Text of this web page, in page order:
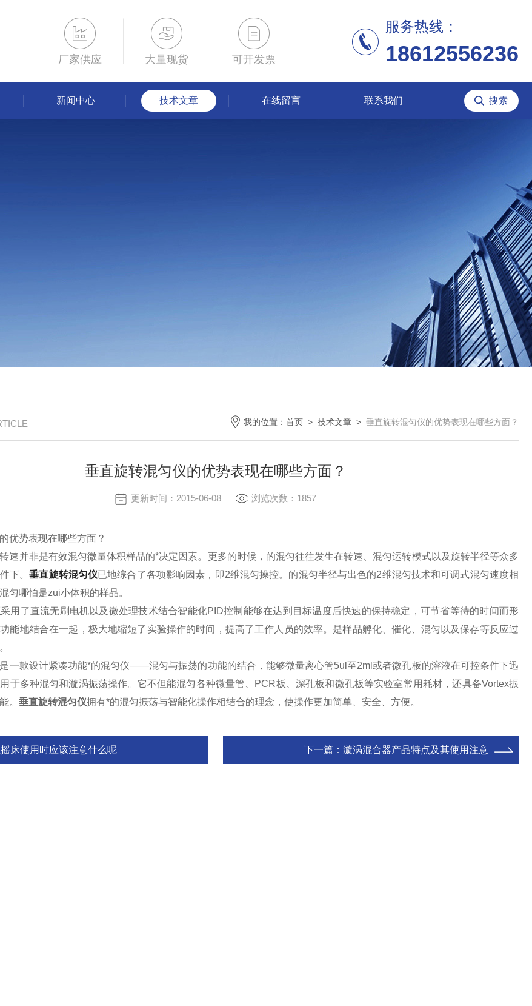
厂家供应 大量现货 可开发票
服务热线：
18612556236
新闻中心 技术文章 在线留言 联系我们
我的位置： 首页 > 技术文章 > 垂直旋转混匀仪的优势表现在哪些方面？
垂直旋转混匀仪的优势表现在哪些方面？
更新时间：2015-06-08 浏览次数：1857
势表现在哪些方面？
并非是有效混匀微量体积样品的*决定因素。更多的时候，的混匀往往发生在转速、混匀运转模式以及旋转半径等众多
下。垂直旋转混匀仪已地综合了各项影响因素，即2维混匀操控。的混匀半径与出色的2维混匀技术和可调式混匀速度相
匀哪怕是zui小体积的样品。
采用了直流无刷电机以及微处理技术结合智能化PID控制能够在达到目标温度后快速的保持稳定，可节省等待的时间而形
能地结合在一起，极大地缩短了实验操作的时间，提高了工作人员的效率。是样品孵化、催化、混匀以及保存等反应过
是一款设计紧凑功能*的混匀仪——混匀与振荡的功能的结合，能够微量离心管5ul至2ml或者微孔板的溶液在可控条件下迅
于多种混匀和漩涡振荡操作。它不但能混匀各种微量管、PCR板、深孔板和微孔板等实验室常用耗材，还具备Vortex振
。 垂直旋转混匀仪拥有*的混匀振荡与智能化操作相结合的理念，使操作更加简单、安全、方便。
床使用时应该注意什么呢 下一篇： 漩涡混合器产品特点及其使用注意